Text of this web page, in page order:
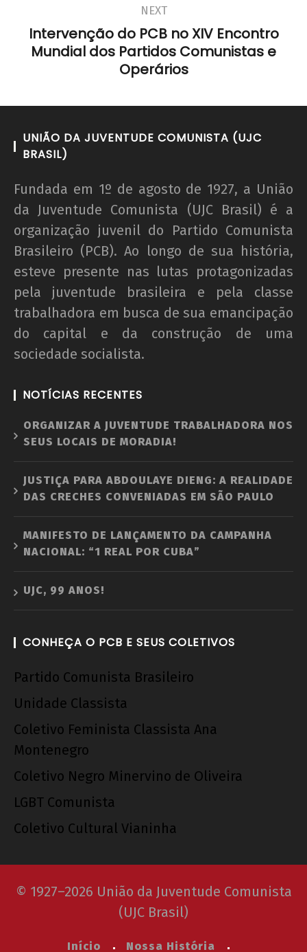
Nota Política da UJC SE - Nas eleições para o
59° CONUNE na UFS, o Coletivo Quilombo (PT)
escancara o oportunismo da majoritária da
31 de
de 2012
wp-
Nota Política da UJC - PARA ALÉM DA
SUSPENSÃO: Pela revogação imediata do
"Novo" Ensino Médio!
dezembro
de 2012
wp-
admin
UNE na luta: pela Universidade Popular e pelo
dezembro
wp-
admin
NEXT
Intervenção do PCB no XIV Encontro
Mundial dos Partidos Comunistas e
Operários
UNIÃO DA JUVENTUDE COMUNISTA (UJC
BRASIL)
Fundada em 1º de agosto de 1927, a União
da Juventude Comunista (UJC Brasil) é a
organização juvenil do Partido Comunista
Brasileiro (PCB). Ao longo de sua história,
esteve presente nas lutas protagonizadas
pela juventude brasileira e pela classe
trabalhadora em busca de sua emancipação
do capital e da construção de uma
sociedade socialista.
NOTÍCIAS RECENTES
ORGANIZAR A JUVENTUDE TRABALHADORA NOS
SEUS LOCAIS DE MORADIA!
JUSTIÇA PARA ABDOULAYE DIENG: A REALIDADE
DAS CRECHES CONVENIADAS EM SÃO PAULO
MANIFESTO DE LANÇAMENTO DA CAMPANHA
NACIONAL: “1 REAL POR CUBA”
UJC, 99 ANOS!
CONHEÇA O PCB E SEUS COLETIVOS
Partido Comunista Brasileiro
Unidade Classista
Coletivo Feminista Classista Ana
Montenegro
Coletivo Negro Minervino de Oliveira
LGBT Comunista
Coletivo Cultural Vianinha
© 1927–2026 União da Juventude Comunista
(UJC Brasil)
Início Nossa História